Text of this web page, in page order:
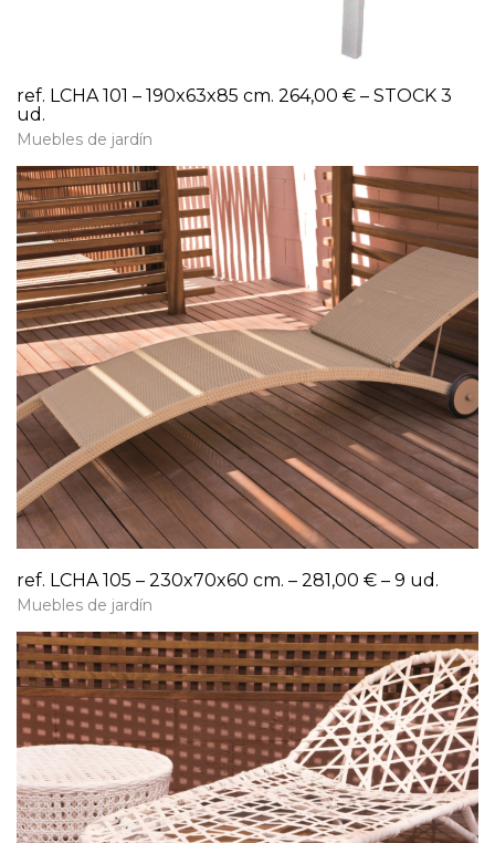
ref. LCHA 101 – 190x63x85 cm. 264,00 € – STOCK 3
ud.
Muebles de jardín
ref. LCHA 105 – 230x70x60 cm. – 281,00 € – 9 ud.
Muebles de jardín